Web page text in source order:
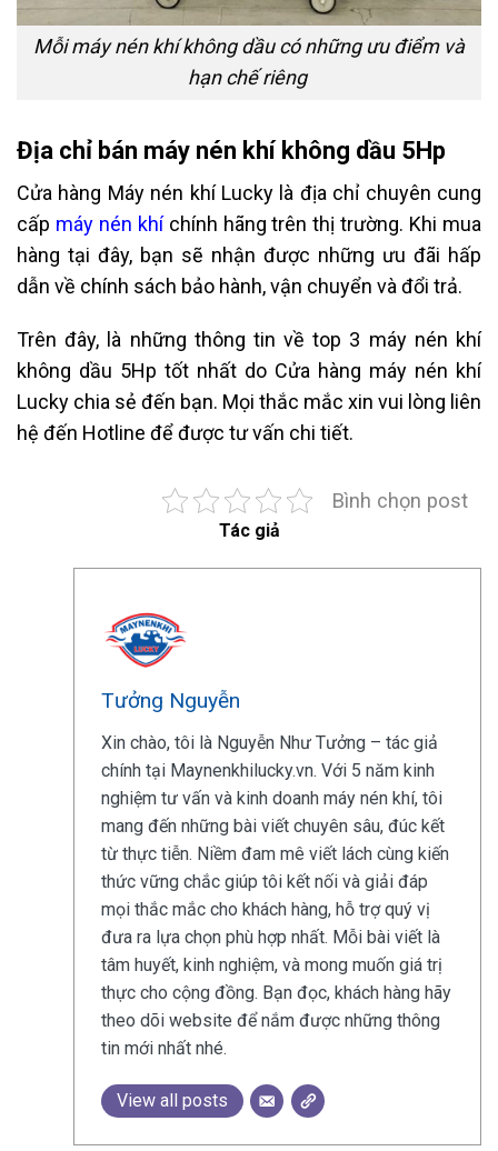
Mỗi máy nén khí không dầu có những ưu điểm và
hạn chế riêng
Địa chỉ bán máy nén khí không dầu 5Hp
Cửa hàng Máy nén khí Lucky là địa chỉ chuyên cung
cấp máy nén khíchính hãng trên thị trường. Khi mua
hàng tại đây, bạn sẽ nhận được những ưu đãi hấp
dẫn về chính sách bảo hành, vận chuyển và đổi trả.
Trên đây, là những thông tin về top 3 máy nén khí
không dầu 5Hp tốt nhất do Cửa hàng máy nén khí
Lucky chia sẻ đến bạn. Mọi thắc mắc xin vui lòng liên
hệ đến Hotline để được tư vấn chi tiết.
Bình chọn post
Tác giả
Tưởng Nguyễn
Xin chào, tôi là Nguyễn Như Tưởng – tác giả
chính tại Maynenkhilucky.vn. Với 5 năm kinh
nghiệm tư vấn và kinh doanh máy nén khí, tôi
mang đến những bài viết chuyên sâu, đúc kết
từ thực tiễn. Niềm đam mê viết lách cùng kiến
thức vững chắc giúp tôi kết nối và giải đáp
mọi thắc mắc cho khách hàng, hỗ trợ quý vị
đưa ra lựa chọn phù hợp nhất. Mỗi bài viết là
tâm huyết, kinh nghiệm, và mong muốn giá trị
thực cho cộng đồng. Bạn đọc, khách hàng hãy
theo dõi website để nắm được những thông
tin mới nhất nhé.
View all posts